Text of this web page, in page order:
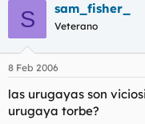
S sam_fisher_
Veterano
8 Feb 2006
las urugayas son
urugaya torbe?